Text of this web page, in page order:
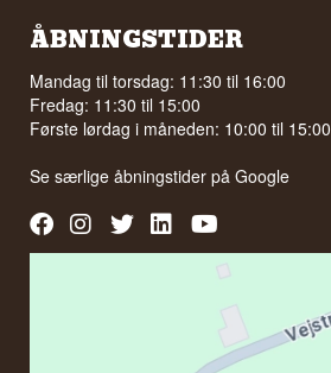
ÅBNINGSTIDER
Mandag til torsdag: 11:30 til 16:00
Fredag: 11:30 til 15:00
Første lørdag i måneden: 10:00 til 15:00
Se særlige åbningstider påGoogle